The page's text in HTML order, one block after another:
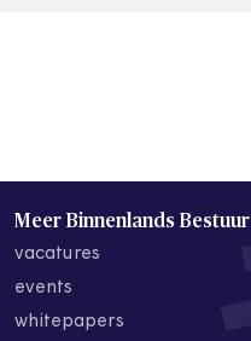
Meer Binnenlands Bestuur
vacatures
events
whitepapers